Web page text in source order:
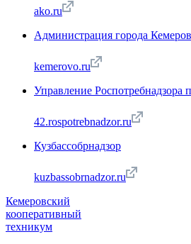
ako.ru
Администрация города
kemerovo.ru
Управление Роспотребнадзора
42.rospotrebnadzor.ru
Кузбассобрнадзор
kuzbassobrnadzor.ru
Кемеровский
кооперативный
техникум